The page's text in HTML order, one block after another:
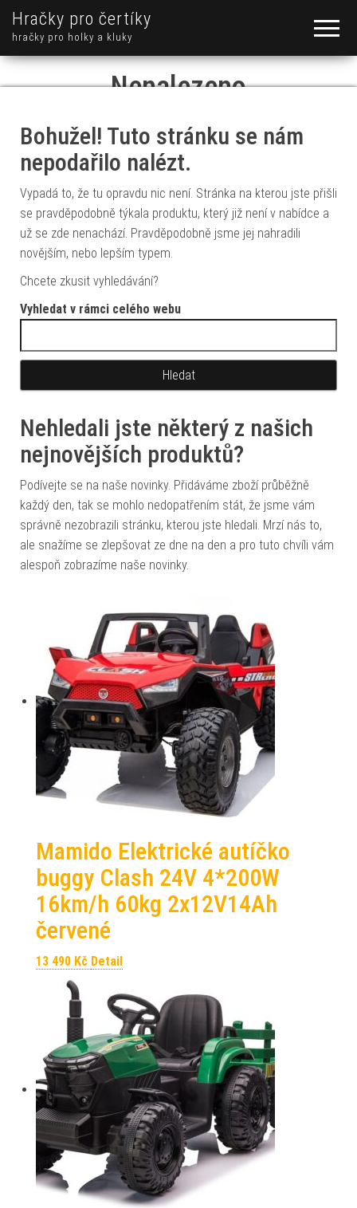
Hračky pro čertíky
hračky pro holky a kluky
Nenalezeno
Bohužel! Tuto stránku se nám
nepodařilo nalézt.
Vypadá to, že tu opravdu nic není. Stránka na kterou jste přišli
se pravděpodobně týkala produktu, který již není v nabídce a
už se zde nenachází. Pravděpodobně jsme jej nahradili
novějším, nebo lepším typem.
Chcete zkusit vyhledávání?
Vyhledat v rámci celého webu
Nehledali jste některý z našich
nejnovějších produktů?
Podívejte se na naše novinky. Přidáváme zboží průběžně
každý den, tak se mohlo nedopatřením stát, že jsme vám
správně nezobrazili stránku, kterou jste hledali. Mrzí nás to,
ale snažíme se zlepšovat ze dne na den a pro tuto chvíli vám
alespoň zobrazíme naše novinky.
Mamido Elektrické autíčko
buggy Clash 24V 4*200W
16km/h 60kg 2x12V14Ah
červené
13 490 Kč Detail